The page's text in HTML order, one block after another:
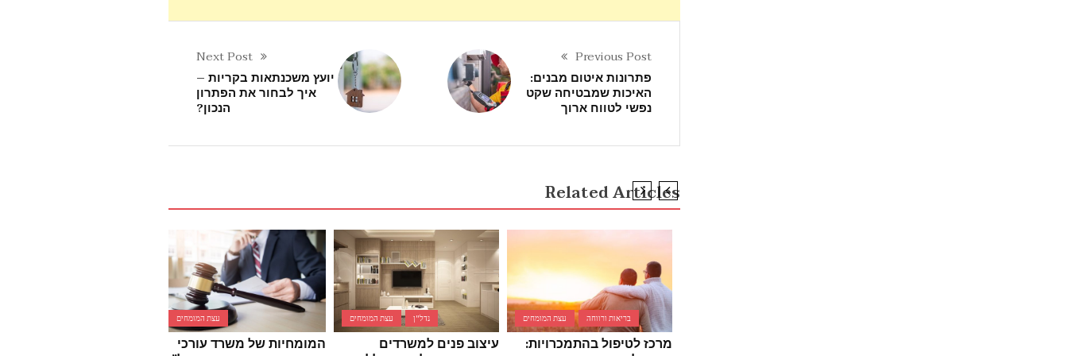
Previous Post
פתרונות איטום מבנים:
האיכות שמבטיחה שקט
נפשי לטווח ארוך
Next Post
יועץ משכנתאות בקריות –
איך לבחור את הפתרון
הנכון?
Related Articles
עצת המומחים
המומחיות של משרד עורכי
נדל"ן עצת המומחים
עיצוב פנים למשרדים
בריאות ורווחה עצת המומחים
מרכז לטיפול בהתמכרויות: